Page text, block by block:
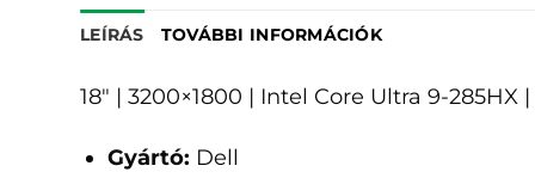
LEÍRÁS TOVÁBBI INFORMÁCIÓK
18" | 3200×1800 | Intel Core Ultra 9-285HX
Gyártó: Dell